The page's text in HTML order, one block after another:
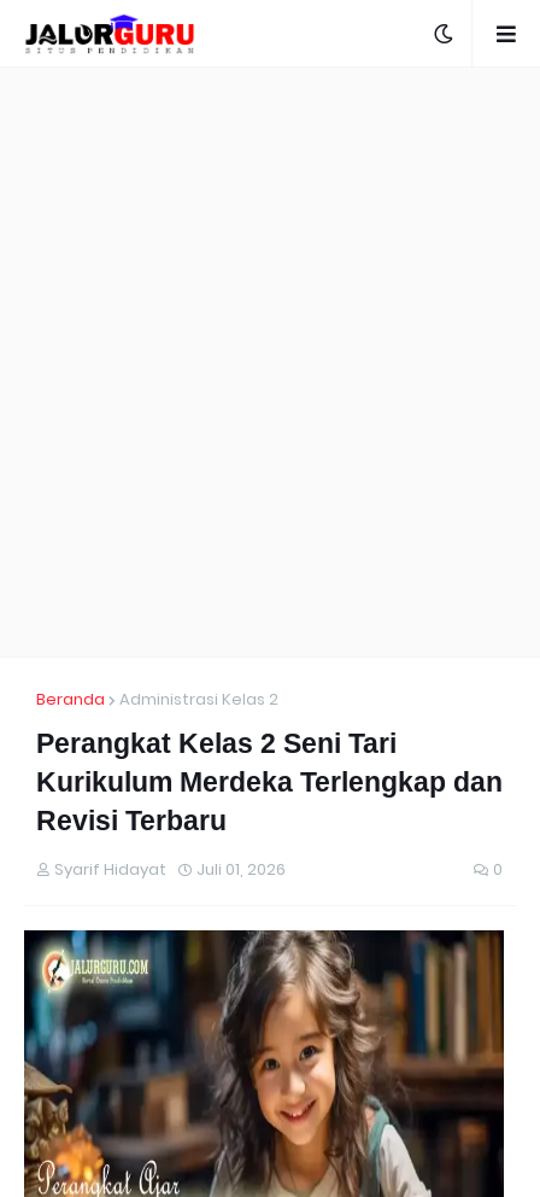
Beranda Administrasi Kelas 2
Perangkat Kelas 2 Seni Tari
Kurikulum Merdeka Terlengkap dan
Revisi Terbaru
Syarif Hidayat Juli 01, 2026 0